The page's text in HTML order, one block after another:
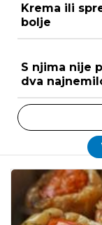
Krema ili
bolje
S njima nije
dva